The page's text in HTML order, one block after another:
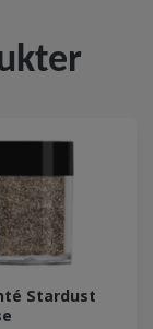
Stardust